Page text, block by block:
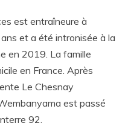
est entraîneure à
et a été intronisée à la
en 2019. La famille
en France. Après
Le Chesnay
est passé
92.